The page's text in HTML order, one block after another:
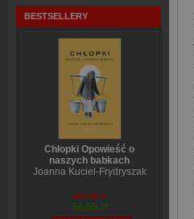
BESTSELLERY
Chłopki Opowieść o
naszych babkach
Joanna Kuciel-Frydryszak
70,44 zł
56,55 zł